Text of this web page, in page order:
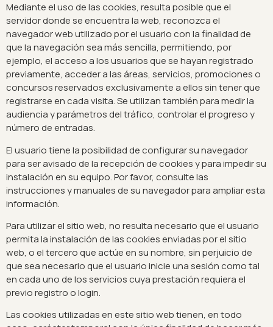
Mediante el uso de las cookies, resulta posible que el
servidor donde se encuentra la web, reconozca el
navegador web utilizado por el usuario con la finalidad de
que la navegación sea más sencilla, permitiendo, por
ejemplo, el acceso a los usuarios que se hayan registrado
previamente, acceder a las áreas, servicios, promociones o
concursos reservados exclusivamente a ellos sin tener que
registrarse en cada visita. Se utilizan también para medir la
audiencia y parámetros del tráfico, controlar el progreso y
número de entradas.
El usuario tiene la posibilidad de configurar su navegador
para ser avisado de la recepción de cookies y para impedir su
instalación en su equipo. Por favor, consulte las
instrucciones y manuales de su navegador para ampliar esta
información.
Para utilizar el sitio web, no resulta necesario que el usuario
permita la instalación de las cookies enviadas por el sitio
web, o el tercero que actúe en su nombre, sin perjuicio de
que sea necesario que el usuario inicie una sesión como tal
en cada uno de los servicios cuya prestación requiera el
previo registro o login.
Las cookies utilizadas en este sitio web tienen, en todo